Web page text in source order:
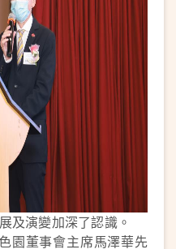
及演變加深了認識。
席馬澤華先